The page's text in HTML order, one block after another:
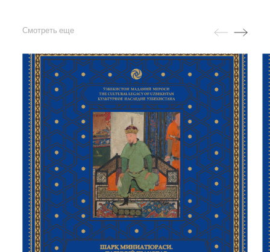
Смотреть еще